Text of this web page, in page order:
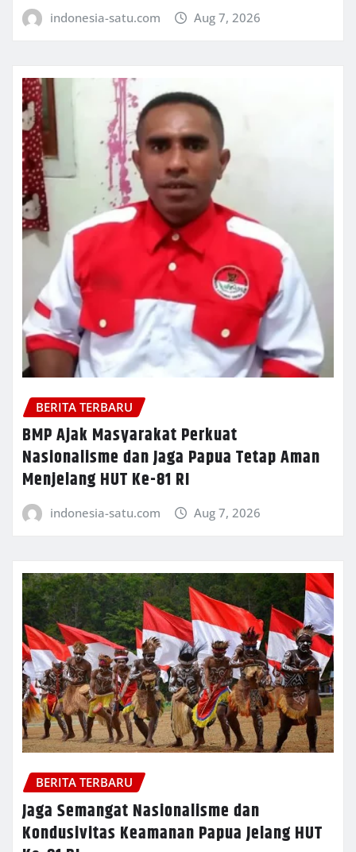
indonesia-satu.com Aug 7, 2026
BERITA TERBARU
BMP Ajak Masyarakat Perkuat
Nasionalisme dan Jaga Papua Tetap Aman
Menjelang HUT Ke-81 RI
indonesia-satu.com Aug 7, 2026
BERITA TERBARU
Jaga Semangat Nasionalisme dan
Kondusivitas Keamanan Papua Jelang HUT